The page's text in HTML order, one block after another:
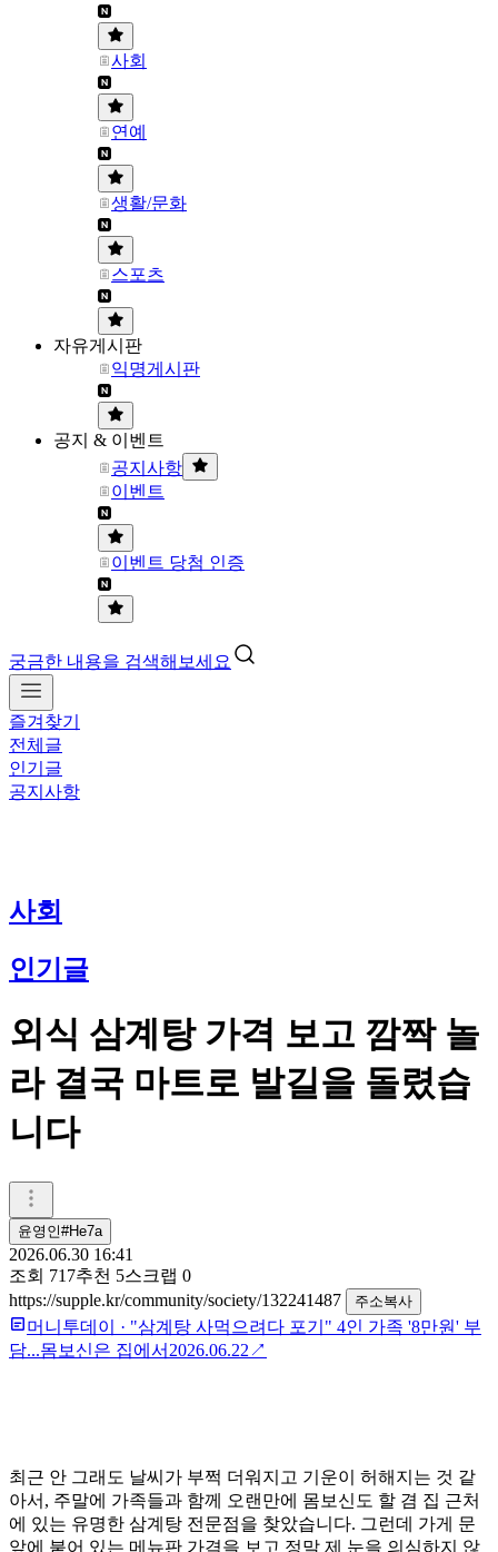
사회
연예
생활/문화
스포츠
자유게시판
익명게시판
공지 & 이벤트
공지사항
이벤트
이벤트 당첨 인증
궁금한 내용을 검색해보세요
즐겨찾기
전체글
인기글
공지사항
사회
인기글
외식 삼계탕 가격 보고 깜짝 놀
라 결국 마트로 발길을 돌렸습
니다
윤영인#He7a
2026.06.30 16:41
조회 717추천 5스크랩 0
https://supple.kr/community/society/132241487
주소복사
머니투데이 · "삼계탕 사먹으려다 포기" 4인 가족 '8만원' 부
담...몸보신은 집에서 2026.06.22 ↗
최근 안 그래도 날씨가 부쩍 더워지고 기운이 허해지는 것 같
아서, 주말에 가족들과 함께 오랜만에 몸보신도 할 겸 집 근처
에 있는 유명한 삼계탕 전문점을 찾았습니다. 그런데 가게 문
앞에 붙어 있는 메뉴판 가격을 보고 정말 제 눈을 의심하지 않